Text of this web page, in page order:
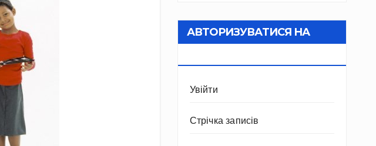
АВТОРИЗУВАТИСЯ НА
Увійти
Стрічка записів